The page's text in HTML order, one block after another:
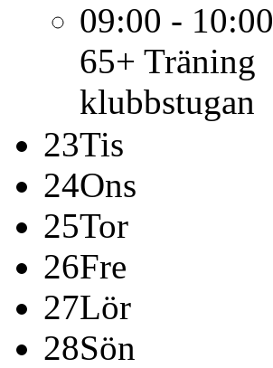
09:00 - 10:00
65+ Träning
klubbstugan
23Tis
24Ons
25Tor
26Fre
27Lör
28Sön